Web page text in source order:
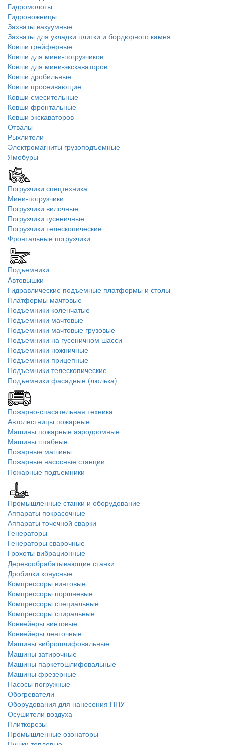
Гидромолоты
Гидроножницы
Захваты вакуумные
Захваты для укладки плитки и бордюрного камня
Ковши грейферные
Ковши для мини-погрузчиков
Ковши для мини-экскаваторов
Ковши дробильные
Ковши просеивающие
Ковши смесительные
Ковши фронтальные
Ковши экскаваторов
Отвалы
Рыхлители
Электромагниты грузоподъемные
Ямобуры
Погрузчики спецтехника
Мини-погрузчики
Погрузчики вилочные
Погрузчики гусеничные
Погрузчики телескопические
Фронтальные погрузчики
Подъемники
Автовышки
Гидравлические подъемные платформы и столы
Платформы мачтовые
Подъемники коленчатые
Подъемники мачтовые
Подъемники мачтовые грузовые
Подъемники на гусеничном шасси
Подъемники ножничные
Подъемники прицепные
Подъемники телескопические
Подъемники фасадные (люлька)
Пожарно-спасательная техника
Автолестницы пожарные
Машины пожарные аэродромные
Машины штабные
Пожарные машины
Пожарные насосные станции
Пожарные подъемники
Промышленные станки и оборудование
Аппараты покрасочные
Аппараты точечной сварки
Генераторы
Генераторы сварочные
Грохоты вибрационные
Деревообрабатывающие станки
Дробилки конусные
Компрессоры винтовые
Компрессоры поршневые
Компрессоры специальные
Компрессоры спиральные
Конвейеры винтовые
Конвейеры ленточные
Машины виброшлифовальные
Машины затирочные
Машины паркетошлифовальные
Машины фрезерные
Насосы погружные
Обогреватели
Оборудования для нанесения ППУ
Осушители воздуха
Плиткорезы
Промышленные озонаторы